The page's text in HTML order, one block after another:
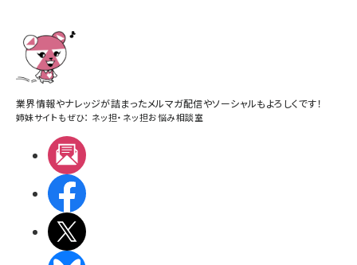
業界情報やナレッジが詰まったメルマガ配信やソーシャルもよろしくです！
姉妹サイトもぜひ： ネッ担・ ネッ担お悩み相談室